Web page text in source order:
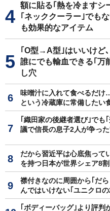
額に貼る｢熱を冷ますシ
｢ネッククーラー｣でも
も効果的なアイテム
｢O型→A型｣はいいけ
誰にでも輸血できる｢万
し穴
味噌汁に入れて食べるだけ
という冷蔵庫に常備したい
｢織田家の後継者選び｣で
議で信長の息子2人が争っ
だから習近平は心底焦っ
を持つ日本が世界シェア8
襟付きなのに周囲から｢だ
んではいけない｢ユニクロ
｢ボディーバッグ｣より評